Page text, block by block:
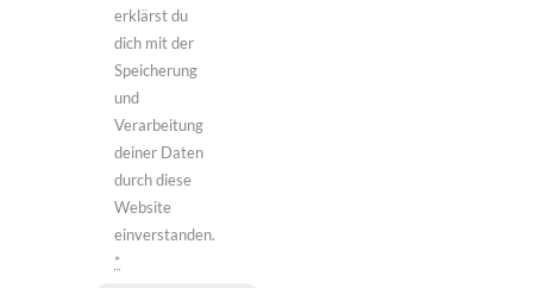
erklärst du
dich mit der
Speicherung
und
Verarbeitung
deiner Daten
durch diese
Website
einverstanden.
*